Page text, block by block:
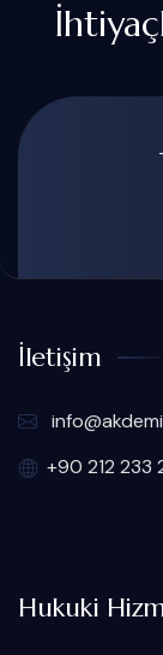
İletişim
+90 212 233
Hukuki